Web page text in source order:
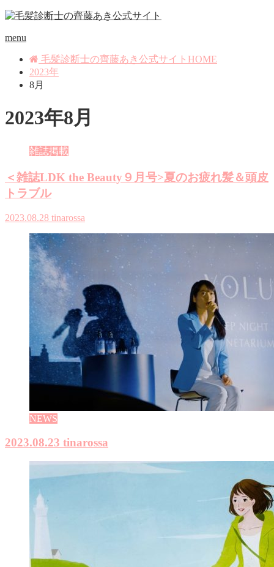
menu
毛髪診断士の齊藤あき公式サイトHOME
2023年
8月
2023年8月
雑誌掲載
＜雑誌LDK the Beauty９月号>夏のお疲れ髪＆頭皮
トラブル
2023.08.28 tinarossa
NEWS
2023.08.23 tinarossa